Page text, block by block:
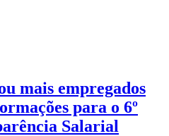
mais empregados
para o 6º
Salarial